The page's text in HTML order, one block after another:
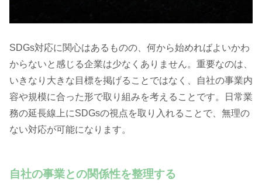
SDGs対応に関心はあるものの、何から始めればよいかわ
からないと感じる企業は少なくありません。重要なのは、
いきなり大きな目標を掲げることではなく、自社の事業内
容や規模に合った形で取り組みを考えることです。日常業
務の延長線上にSDGsの視点を取り入れることで、無理の
ない対応が可能になります。
自社の事業との関係性を整理する